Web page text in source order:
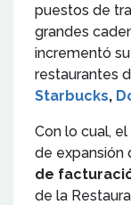
puestos de
grandes
incrementó
restaurantes
Starbucks,
Con lo cual,
de expansión
de
de la